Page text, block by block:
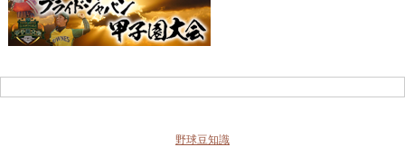
野球豆知識